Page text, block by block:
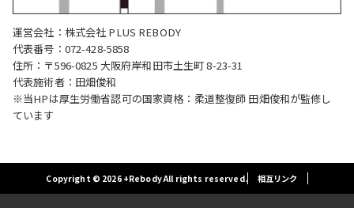
運営会社：株式会社 PLUS REBODY
代表番号：072-428-5858
住所：〒596-0825 大阪府岸和田市土生町 8-23-31
代表施術者：田畑俊和
※当HPは厚生労働省認可の国家資格：柔道整復師 田畑俊和が監修し
ています
Copyright © 2026 +Rebody All rights reserved. 相互リンク